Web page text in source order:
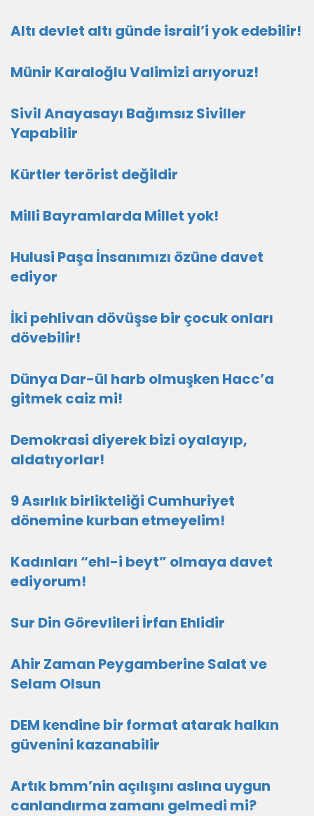
Altı devlet altı günde israil’i yok edebilir!
Münir Karaloğlu Valimizi arıyoruz!
Sivil Anayasayı Bağımsız Siviller
Yapabilir
Kürtler terörist değildir
Milli Bayramlarda Millet yok!
Hulusi Paşa İnsanımızı özüne davet
ediyor
İki pehlivan dövüşse bir çocuk onları
dövebilir!
Dünya Dar-ül harb olmuşken Hacc’a
gitmek caiz mi!
Demokrasi diyerek bizi oyalayıp,
aldatıyorlar!
9 Asırlık birlikteliği Cumhuriyet
dönemine kurban etmeyelim!
Kadınları “ehl-i beyt” olmaya davet
ediyorum!
Sur Din Görevlileri İrfan Ehlidir
Ahir Zaman Peygamberine Salat ve
Selam Olsun
DEM kendine bir format atarak halkın
güvenini kazanabilir
Artık bmm’nin açılışını aslına uygun
canlandırma zamanı gelmedi mi?